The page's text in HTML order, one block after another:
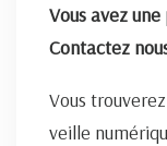
Vous avez
Contactez
Vous
veille